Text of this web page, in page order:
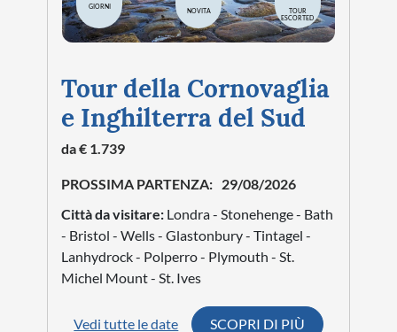
GIORNI
NOVITA
TOUR
ESCORTED
Tour della Cornovaglia
e Inghilterra del Sud
da € 1.739
PROSSIMA PARTENZA: 29/08/2026
Città da visitare: Londra - Stonehenge - Bath
- Bristol - Wells - Glastonbury - Tintagel -
Lanhydrock - Polperro - Plymouth - St.
Michel Mount - St. Ives
Vedi tutte le date SCOPRI DI PIÙ